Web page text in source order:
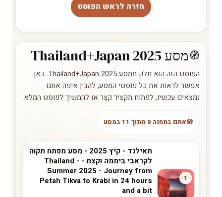
חזרה לראש הפוסט
מסע Thailand+Japan 2025
הפוסט הזה הוא חלק ממסע Thailand+Japan 2025. כאן
אפשר לראות את כל פוסטי המסע, להבין איפה אתם
נמצאים עכשיו, לפתוח תקציר קצר או להמשיך לפוסט המלא.
אתם בתחנה 9 מתוך 11 במסע
1
תאילנד - קיץ 2025 - מסע מפתח תקוה
לקראבי ביממה וקצת - Thailand -
Summer 2025 - Journey from
Petah Tikva to Krabi in 24 hours
and a bit